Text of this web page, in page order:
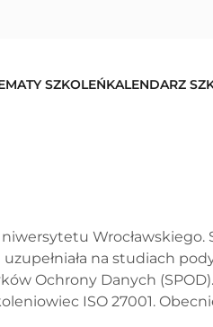
SZKOLEŃKALENDARZ
Wrocławskiego.
na studiach
Ochrony Danych
ISO 27001.